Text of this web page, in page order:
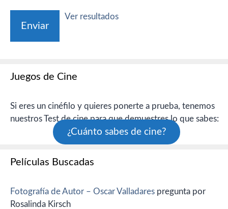
Ver resultados
Juegos de Cine
Si eres un cinéfilo y quieres ponerte a prueba, tenemos
nuestros Test de cine para que demuestres lo que sabes:
¿Cuánto sabes de cine?
Películas Buscadas
Fotografía de Autor – Oscar Valladares pregunta por
Rosalinda Kirsch